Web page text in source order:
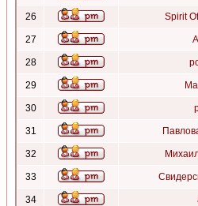
26 Spirit
27
28
29
30
31
32
33
34